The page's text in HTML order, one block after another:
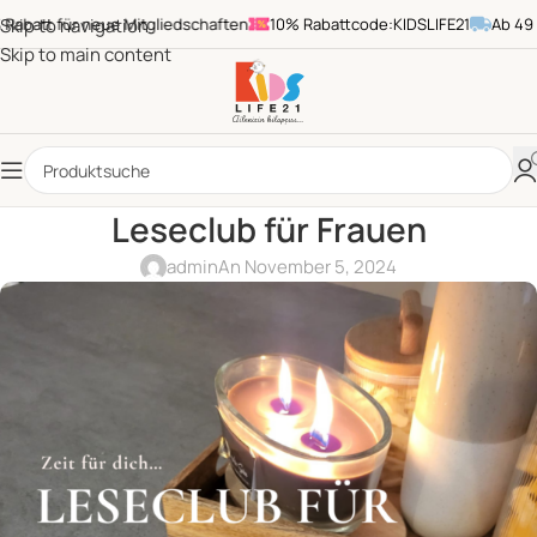
Skip to navigation
Skip to main content
für neue Mitgliedschaften 10% Rabattcode:KIDSLIFE21 Ab 49 €
Leseclub für Frauen
adminAn November 5, 2024